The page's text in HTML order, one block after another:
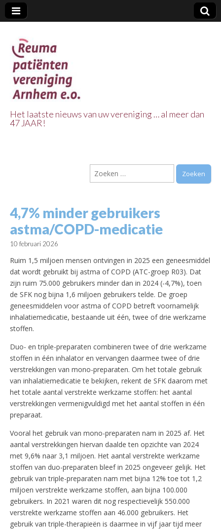
Vereniging
Arnhem e.o.
Het laatste nieuws van uw vereniging … al meer dan
47 JAAR!
Zoeken
naar:
4,7% minder gebruikers
astma/COPD-medicatie
10 februari 2026
Ruim 1,5 miljoen mensen ontvingen in 2025 een geneesmiddel
dat wordt gebruikt bij astma of COPD (ATC-groep R03). Dat
zijn ruim 75.000 gebruikers minder dan in 2024 (-4,7%), toen
de SFK nog bijna 1,6 miljoen gebruikers telde. De groep
geneesmiddelen voor astma of COPD betreft voornamelijk
inhalatiemedicatie, bestaande uit één, twee of drie werkzame
stoffen.
Duo- en triple-preparaten combineren twee of drie werkzame
stoffen in één inhalator en vervangen daarmee twee of drie
verstrekkingen van mono-preparaten. Om het totale gebruik
van inhalatiemedicatie te bekijken, rekent de SFK daarom met
het totale aantal verstrekte werkzame stoffen: het aantal
verstrekkingen vermenigvuldigd met het aantal stoffen in één
preparaat.
Vooral het gebruik van mono-preparaten nam in 2025 af. Het
aantal verstrekkingen hiervan daalde ten opzichte van 2024
met 9,6% naar 3,1 miljoen. Het aantal verstrekte werkzame
stoffen van duo-preparaten bleef in 2025 ongeveer gelijk. Het
gebruik van triple-preparaten nam met bijna 12% toe tot 1,2
miljoen verstrekte werkzame stoffen, aan bijna 100.000
gebruikers. In 2021 waren dit nog respectievelijk 550.000
verstrekte werkzame stoffen aan 46.000 gebruikers. Het
gebruik van triple-therapieën is daarmee in vijf jaar tijd meer